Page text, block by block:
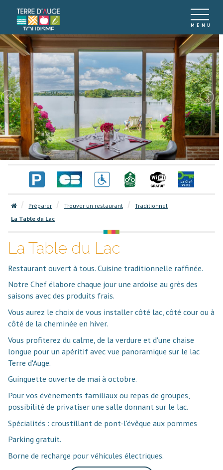
Préparer Trouver un restaurant
Traditionnel
La Table du Lac
La Table du Lac
Restaurant ouvert à tous. Cuisine traditionnelle raffinée.
Notre Chef élabore chaque jour une ardoise au grès des
saisons avec des produits frais.
Vous aurez le choix de vous installer côté lac, côté cour ou à
côté de la cheminée en hiver.
Vous profiterez du calme, de la verdure et d'une chaise
longue pour un apéritif avec vue panoramique sur le lac
Terre d'Auge.
Guinguette ouverte de mai à octobre.
Pour vos évènements familiaux ou repas de groupes,
possibilité de privatiser une salle donnant sur le lac.
Spécialités : croustillant de pont-l'évêque aux pommes
Parking gratuit.
Borne de recharge pour véhicules électriques.